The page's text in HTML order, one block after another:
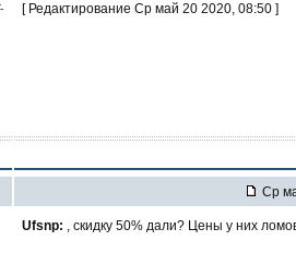
[ Редактирование Ср май 20 2020, 08:50 ]
Ср
Ufsnp: , скидку 50% дали? Цены у них